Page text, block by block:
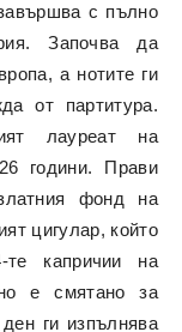
с пълно
Започва да
а нотите ги
от партитура.
лауреат на
години. Прави
фонд на
цигулар, който
капричии на
е смятано за
ги изпълнява